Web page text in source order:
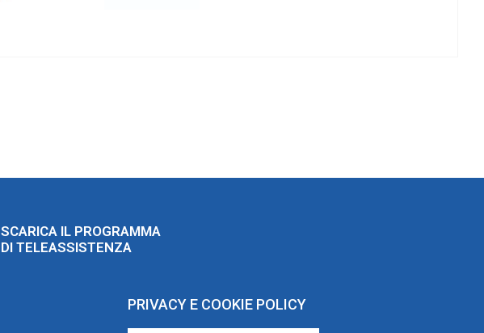
SCARICA IL PROGRAMMA
DI TELEASSISTENZA
PRIVACY E COOKIE POLICY